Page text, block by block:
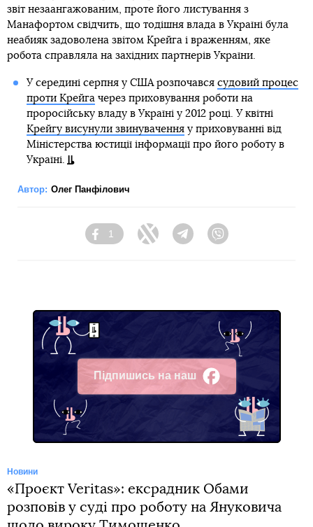
звіт незаангажованим, проте його листування з
Манафортом свідчить, що тодішня влада в Україні була
неабияк задоволена звітом Крейга і враженням, яке
робота справляла на західних партнерів України.
У середині серпня у США розпочався судовий процес
проти Крейга через приховування роботи на
проросійську владу в Україні у 2012 році. У квітні
Крейгу висунули звинуваченняу приховуванні від
Міністерства юстиції інформації про його роботу в
Україні.
Автор: Олег Панфілович
Facebook
1
Twitter TelegramViber
Підпишись на наш
Facebook
Новини
«Проєкт Veritas»: ексрадник Обами
розповів у суді про роботу на Януковича